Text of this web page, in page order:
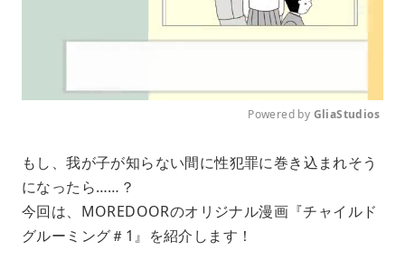
u
Powered by GliaStudios
もし、我が子が知らない間に性犯罪に巻き込まれそう
になったら……？
今回は、MOREDOORのオリジナル漫画『チャイルド
グルーミング＃1』を紹介します！